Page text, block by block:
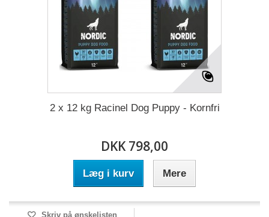
2 x 12 kg Racinel Dog Puppy - Kornfri
DKK 798,00
Læg i kurv Mere
Skriv på ønskelisten